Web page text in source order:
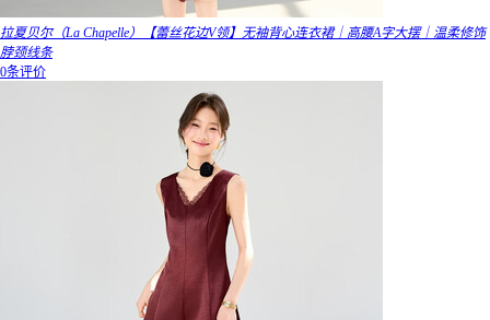
拉夏贝尔（La Chapelle）【蕾丝花边V领】无袖背心连衣裙｜高腰A字大摆｜温柔修饰
脖颈线条
0条评价